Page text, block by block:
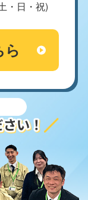
・日・祝)
ら